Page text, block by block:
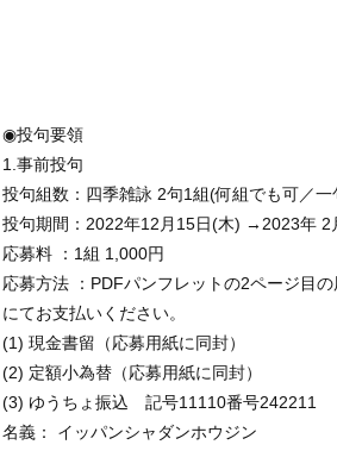
◉投句要領
1.事前投句
投句組数：四季雑詠 2句1組(何組でも可／
投句期間：2022年12月15日(木) →2023年 2
応募料 ：1組 1,000円
応募方法 ：PDFパンフレットの2ページ目
にてお支払いください。
(1) 現金書留（応募用紙に同封）
(2) 定額小為替（応募用紙に同封）
(3) ゆうちょ振込 記号11110番号242211
名義： イッパンシャダンホウジン